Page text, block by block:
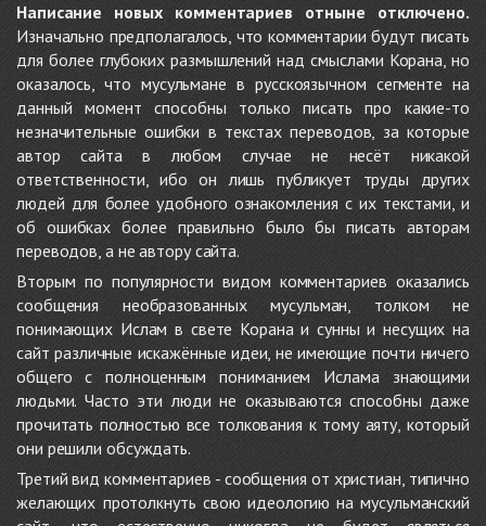
Написание новых комментариев отныне отключено.
Изначально предполагалось, что комментарии будут писать
для более глубоких размышлений над смыслами Корана, но
оказалось, что мусульмане в русскоязычном сегменте на
данный момент способны только писать про какие-то
незначительные ошибки в текстах переводов, за которые
автор сайта в любом случае не несёт никакой
ответственности, ибо он лишь публикует труды других
людей для более удобного ознакомления с их текстами, и
об ошибках более правильно было бы писать авторам
переводов, а не автору сайта.
Вторым по популярности видом комментариев оказались
сообщения необразованных мусульман, толком не
понимающих Ислам в свете Корана и сунны и несущих на
сайт различные искажённые идеи, не имеющие почти ничего
общего с полноценным пониманием Ислама знающими
людьми. Часто эти люди не оказываются способны даже
прочитать полностью все толкования к тому аяту, который
они решили обсуждать.
Третий вид комментариев - сообщения от христиан, типично
желающих протолкнуть свою идеологию на мусульманский